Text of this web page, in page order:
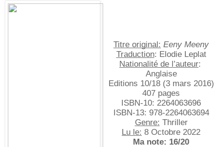
Titre original: Eeny Meeny
Traduction: Elodie Leplat
Nationalité de l’auteur:
Anglaise
Editions 10/18 (3 mars 2016)
407 pages
ISBN-10:‎ 2264063696
ISBN-13:‎ 978-2264063694
Genre: Thriller
Lu le: 8 Octobre 2022
Ma note: 16/20